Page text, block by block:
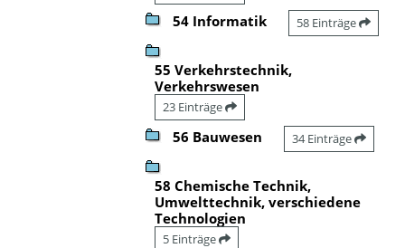
54 Informatik 58 Einträge
55 Verkehrstechnik,
Verkehrswesen
23 Einträge
56 Bauwesen 34 Einträge
58 Chemische Technik,
Umwelttechnik, verschiedene
Technologien
5 Einträge